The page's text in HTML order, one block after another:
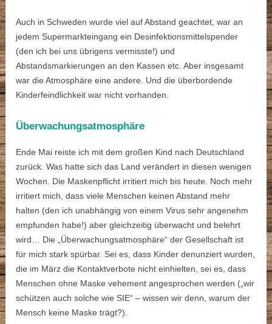
Auch in Schweden wurde viel auf Abstand geachtet, war an
jedem Supermarkteingang ein Desinfektionsmittelspender
(den ich bei uns übrigens vermisste!) und
Abstandsmarkierungen an den Kassen etc. Aber insgesamt
war die Atmosphäre eine andere. Und die überbordende
Kinderfeindlichkeit war nicht vorhanden.
Überwachungsatmosphäre
Ende Mai reiste ich mit dem großen Kind nach Deutschland
zurück. Was hatte sich das Land verändert in diesen wenigen
Wochen. Die Maskenpflicht irritiert mich bis heute. Noch mehr
irritiert mich, dass viele Menschen keinen Abstand mehr
halten (den ich unabhängig von einem Virus sehr angenehm
empfunden habe!) aber gleichzeitig überwacht und belehrt
wird… Die „Überwachungsatmosphäre“ der Gesellschaft ist
für mich stark spürbar. Sei es, dass Kinder denunziert wurden,
die im März die Kontaktverbote nicht einhielten, sei es, dass
Menschen ohne Maske vehement angesprochen werden („wir
schützen auch solche wie SIE“ – wissen wir denn, warum der
Mensch keine Maske trägt?).